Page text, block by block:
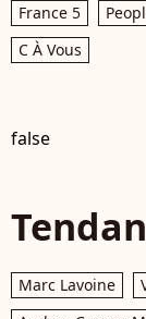
France 5
C À Vous
false
Marc Lavoine